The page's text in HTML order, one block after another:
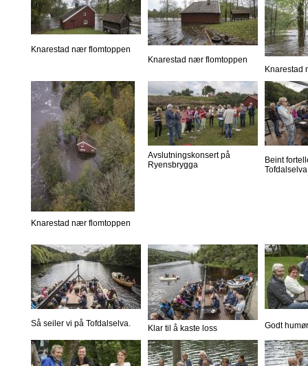
Knarestad nær flomtoppen
Knarestad nær flomtoppen
Knarestad
Knarestad nær flomtoppen
Avslutningskonsert på
Ryensbrygga
Beint
Så seiler vi på Tofdalselva. Klar til å kaste loss Godt